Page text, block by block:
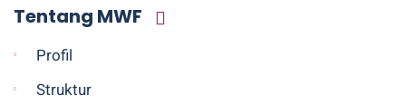
Tentang MWF
Profil
Struktur